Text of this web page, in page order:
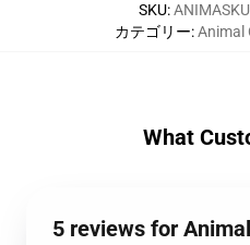
SKU:
カテゴリー:Animal
What
5 reviews for